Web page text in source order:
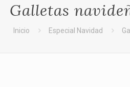
Galletas
Inicio Especial Navidad